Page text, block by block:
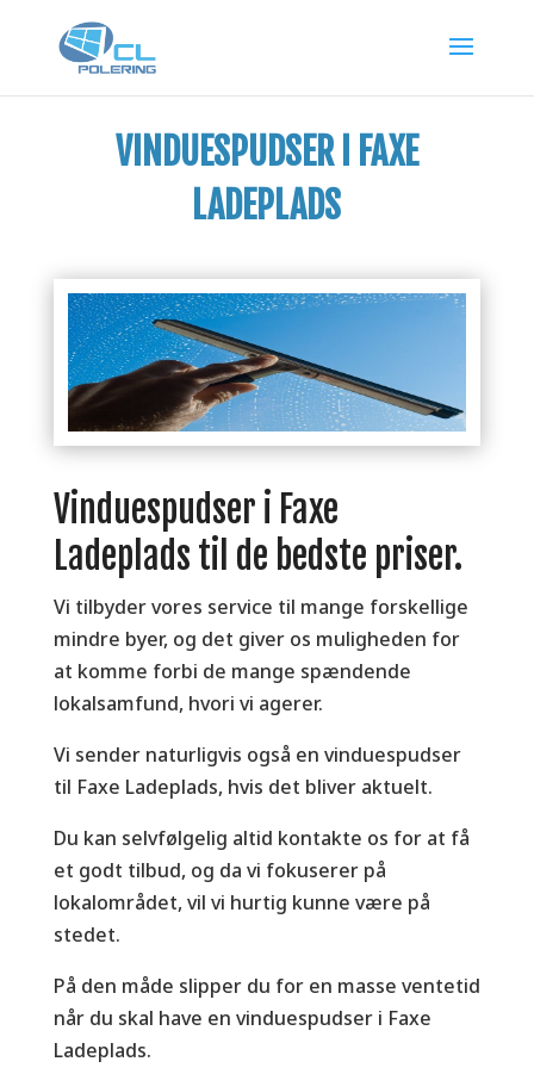
VINDUESPUDSER I FAXE
LADEPLADS
Vinduespudser i Faxe
Ladeplads til de bedste priser.
Vi tilbyder vores service til mange forskellige
mindre byer, og det giver os muligheden for
at komme forbi de mange spændende
lokalsamfund, hvori vi agerer.
Vi sender naturligvis også en vinduespudser
til Faxe Ladeplads, hvis det bliver aktuelt.
Du kan selvfølgelig altid kontakte os for at få
et godt tilbud, og da vi fokuserer på
lokalområdet, vil vi hurtig kunne være på
stedet.
På den måde slipper du for en masse ventetid
når du skal have en vinduespudser i Faxe
Ladeplads.